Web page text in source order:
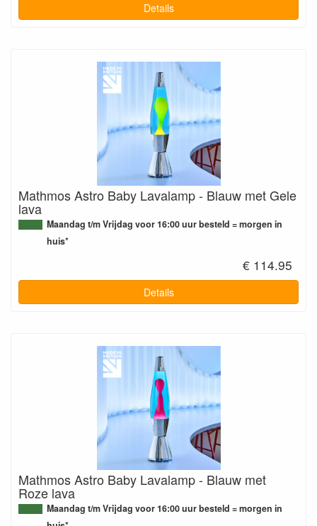
Details
Mathmos Astro Baby Lavalamp - Blauw met Gele
lava
Maandag t/m Vrijdag voor 16:00 uur besteld = morgen in
huis*
€ 114.95
Details
Mathmos Astro Baby Lavalamp - Blauw met
Roze lava
Maandag t/m Vrijdag voor 16:00 uur besteld = morgen in